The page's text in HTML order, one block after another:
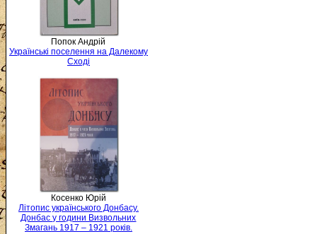
Попок Андрій
Українські поселення на Далекому
Сході
Косенко Юрій
Літопис українського Донбасу.
Донбас у години Визвольних
Змагань 1917 – 1921 років.